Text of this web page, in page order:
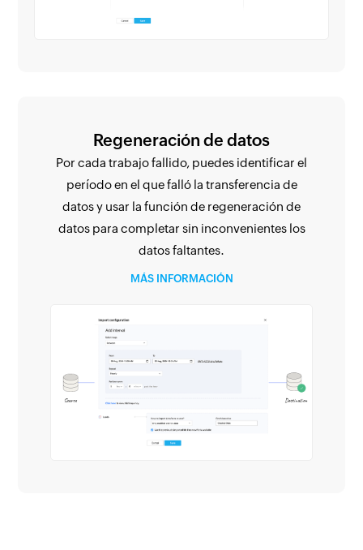
Regeneración de datos
Por cada trabajo fallido, puedes identificar el
período en el que falló la transferencia de
datos y usar la función de regeneración de
datos para completar sin inconvenientes los
datos faltantes.
MÁS INFORMACIÓN